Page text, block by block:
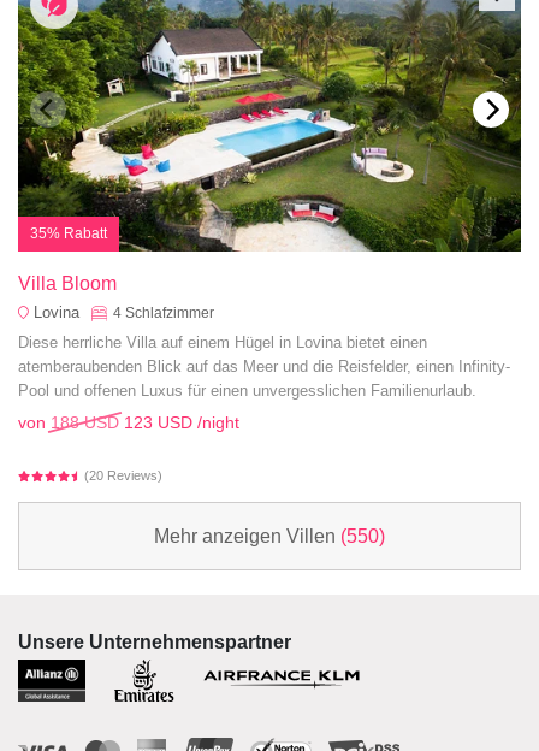
35% Rabatt
Villa Bloom
Lovina 4 Schlafzimmer
Diese herrliche Villa auf einem Hügel in Lovina bietet einen
atemberaubenden Blick auf das Meer und die Reisfelder, einen Infinity-
Pool und offenen Luxus für einen unvergesslichen Familienurlaub.
von 188 USD 123 USD /night
(20 Reviews)
Mehr anzeigen Villen (550)
Unsere Unternehmenspartner